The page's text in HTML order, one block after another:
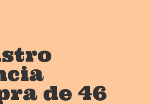
de 46